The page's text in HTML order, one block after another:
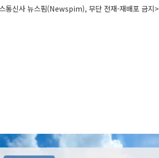
통신사 뉴스핌(Newspim), 무단 전재-재배포 금지>